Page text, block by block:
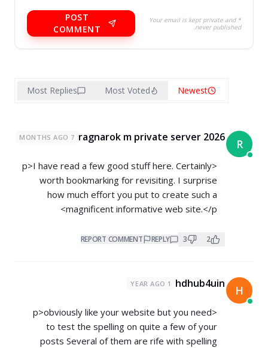
* Your email is kept private and
never published.
POST
COMMENT
Newest
Most Voted
Most Replies
R
ragnarok m private server 2026
7 MONTHS AGO
<p>I have read a few good stuff here. Certainly
worth bookmarking for revisiting. I surprise
how much effort you put to create such a
magnificent informative web site.</p>
2
3
REPLY
REPORT COMMENT
H
hdhub4uin
1 YEAR AGO
<p>obviously like your website but you need
to test the spelling on quite a few of your
posts Several of them are rife with spelling